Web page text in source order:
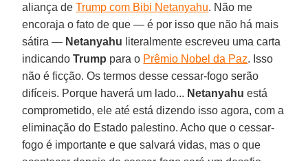
aliança deTrump com Bibi Netanyahu. Não me
encoraja o fato de que — é por isso que não há mais
sátira — Netanyahu literalmente escreveu uma carta
indicandoTrump para o Prêmio Nobel da Paz. Isso
não é ficção. Os termos desse cessar-fogo serão
difíceis. Porque haverá um lado... Netanyahu está
comprometido, ele até está dizendo isso agora, com a
eliminação do Estado palestino. Acho que o cessar-
fogo é importante e que salvará vidas, mas o que